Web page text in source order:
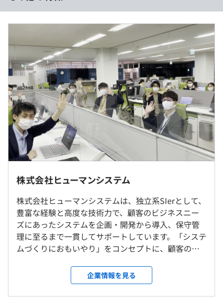
プロジェクトごとに選択、オブジェクト指向、ウォーター
フォール、アジャイル
Docker
Elasticsearch
【開発環境】
Java、Spring、Thymeleaf、MyBatis、Python、PHP、
JavaScript、Angular、Vue.js、PostgreSQL、MySQL、
ElasticSearch、MovableType、Wordpress、Linux
※リモート勤務可
新型コロナウイルス感染拡大防止の観点から、原則在宅
勤務に切り替えていますが、一部配属プロジェクトによっ
ては、本社やお客さま先で就業いただく場合もあります。
詳細な就業場所については、入社後に決定致します。
※転勤はありません。
就業場所の変更範囲
東京都港区芝4-1-23 三田NNビル17F
会社の定める場所（テレワークをおこなう場所を含む）
＜給与内訳＞
月給 291,375円 〜 416,972円
想定年収：540万円 〜 850万円
＜給与内訳＞
1.基本給28万0,800円〜33万7,400円
2.都市手当4万円
3.WLB手当5万0,120円〜11万8,000円（20～40時間相当分
を含む）
※WLB手当は固定残業代、時間外労働の有無に関わらず
20～40時間相当分を支給
※時間外労働が20～40時間を超えた場合は、別途残業代
を支給
（※想定年収は年収提示額を保証するものではありません）
9:00～18:00 （所定労働時間：8時間）
休憩時間：60分（12:00～13:00）
株式会社ヒューマンシステム
株式会社ヒューマンシステムは、独立系SIerとして、
豊富な経験と高度な技術力で、顧客のビジネスニー
ズにあったシステムを企画・開発から導入、保守管
理に至るまで一貫してサポートしています。「システ
ムづくりにおもいやり」をコンセプトに、顧客の期
ステムづくりを通じ、顧客の満足と社員の幸せの両
軸からヒューマンシステムブランドを確立。クライ
アントは大手コンピュータメーカー、官公庁や大手
企業情報を見る